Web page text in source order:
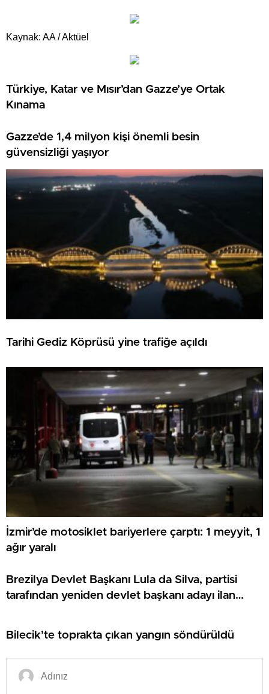
Kaynak: AA / Aktüel
Türkiye, Katar ve Mısır’dan Gazze’ye Ortak
Kınama
Gazze’de 1,4 milyon kişi önemli besin
güvensizliği yaşıyor
Tarihi Gediz Köprüsü yine trafiğe açıldı
İzmir’de motosiklet bariyerlere çarptı: 1 meyyit, 1
ağır yaralı
Brezilya Devlet Başkanı Lula da Silva, partisi
tarafından yeniden devlet başkanı adayı ilan
Bilecik’te toprakta çıkan yangın söndürüldü